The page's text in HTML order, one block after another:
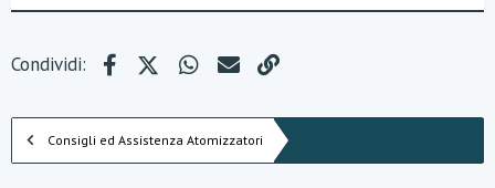
Condividi: FacebookX (Twitter)WhatsApp
e-mail
Consigli ed Assistenza Atomizzatori